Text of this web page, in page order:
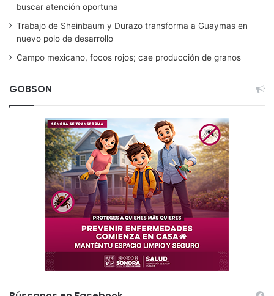
buscar atención oportuna
Trabajo de Sheinbaum y Durazo transforma a Guaymas en
nuevo polo de desarrollo
Campo mexicano, focos rojos; cae producción de granos
GOBSON